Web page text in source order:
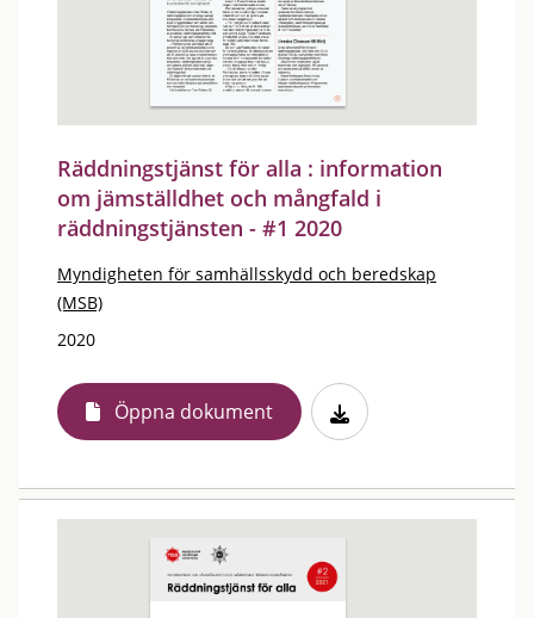
Räddningstjänst för alla : information
om jämställdhet och mångfald i
räddningstjänsten - #1 2020
Myndigheten för samhällsskydd och beredskap
(MSB)
2020
Öppna dokument